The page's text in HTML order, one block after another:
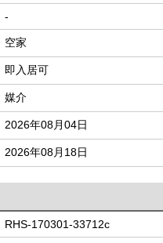
-
空家
即入居可
媒介
2026年08月04日
2026年08月18日
RHS-170301-33712c